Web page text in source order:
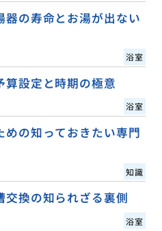
の寿命とお湯が出ない
浴室
算設定と時期の極意
浴室
の知っておきたい専門
知識
交換の知られざる裏側
浴室